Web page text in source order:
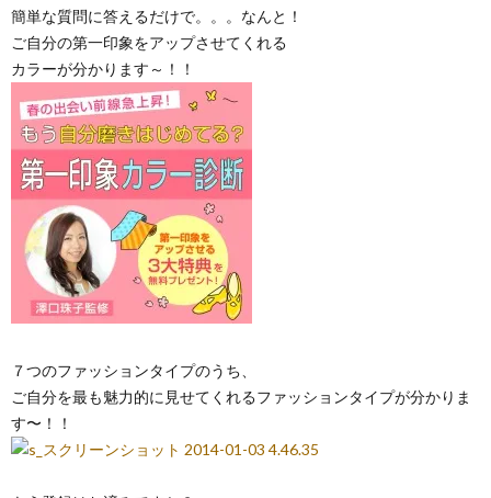
簡単な質問に答えるだけで。。。なんと！
ご自分の第一印象をアップさせてくれる
カラーが分かります～！！
７つのファッションタイプのうち、
ご自分を最も魅力的に見せてくれるファッションタイプが分かりま
す〜！！